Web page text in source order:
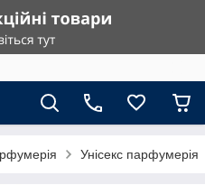
Унісекс парфумерія